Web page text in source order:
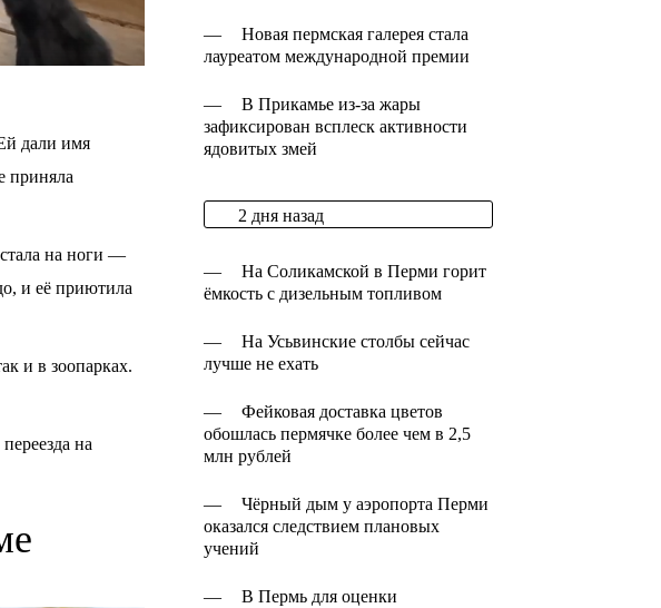
дали имя
приняла
на ноги —
и её приютила
и в зоопарках.
на
—
Новая пермская галерея стала
лауреатом международной премии
—
В Прикамье из-за жары
зафиксирован всплеск активности
ядовитых змей
2 дня назад
—
На Соликамской в Перми горит
ёмкость с дизельным топливом
—
На Усьвинские столбы сейчас
лучше не ехать
—
Фейковая доставка цветов
обошлась пермячке более чем в 2,5
млн рублей
—
Чёрный дым у аэропорта Перми
оказался следствием плановых
учений
—
В Пермь для оценки